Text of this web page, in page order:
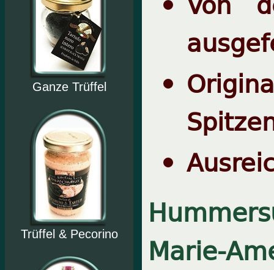
Ganze Trüffel
Trüffel & Pecorino
Marie-